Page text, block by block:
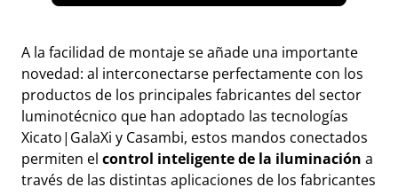
A la facilidad de montaje se añade una importante
novedad: al interconectarse perfectamente con los
productos de los principales fabricantes del sector
luminotécnico que han adoptado las tecnologías
Xicato|GalaXi y Casambi, estos mandos conectados
permiten el control inteligente de la iluminación a
través de las distintas aplicaciones de los fabricantes